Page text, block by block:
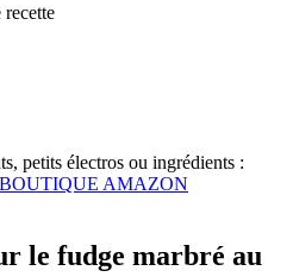
recette
petits électros ou ingrédients :
AMAZON
le fudge marbré au